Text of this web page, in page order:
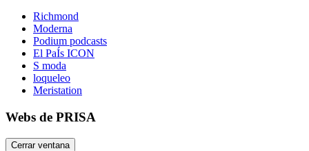
Richmond
Moderna
Podium podcasts
El PaÍs ICON
S moda
loqueleo
Meristation
Webs de PRISA
Cerrar ventana